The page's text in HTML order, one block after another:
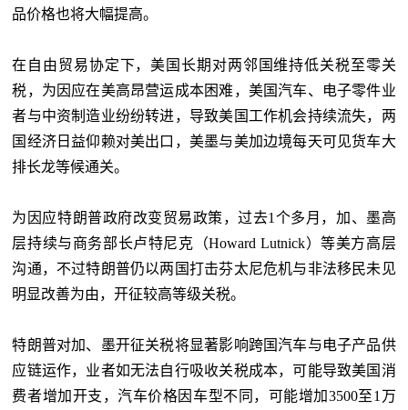
品价格也将大幅提高。
在自由贸易协定下，美国长期对两邻国维持低关税至零关
税，为因应在美高昂营运成本困难，美国汽车、电子零件业
者与中资制造业纷纷转进，导致美国工作机会持续流失，两
国经济日益仰赖对美出口，美墨与美加边境每天可见货车大
排长龙等候通关。
为因应特朗普政府改变贸易政策，过去1个多月，加、墨高
层持续与商务部长卢特尼克（Howard Lutnick）等美方高层
沟通，不过特朗普仍以两国打击芬太尼危机与非法移民未见
明显改善为由，开征较高等级关税。
特朗普对加、墨开征关税将显著影响跨国汽车与电子产品供
应链运作，业者如无法自行吸收关税成本，可能导致美国消
费者增加开支，汽车价格因车型不同，可能增加3500至1万